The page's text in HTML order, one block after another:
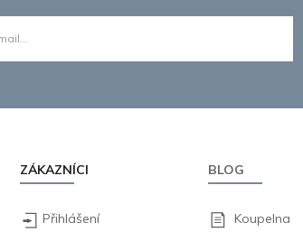
ZÁKAZNÍCI
Přihlášení
BLOG
Koupelna